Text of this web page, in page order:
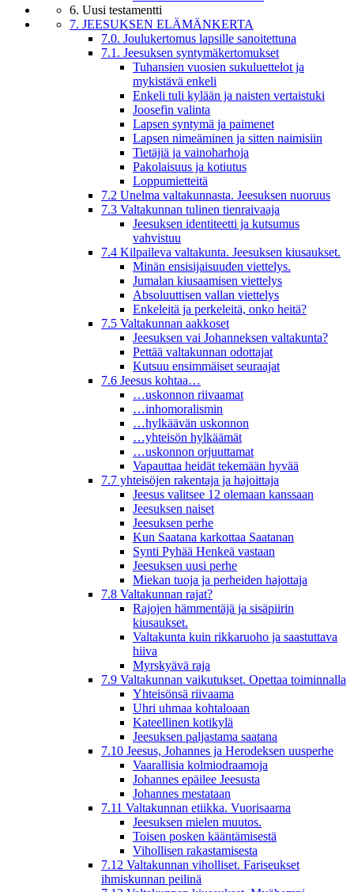
6. Uusi testamentti
7. JEESUKSEN ELÄMÄNKERTA
7.0. Joulukertomus lapsille sanoitettuna
7.1. Jeesuksen syntymäkertomukset
Tuhansien vuosien sukuluettelot ja
mykistävä enkeli
Enkeli tuli kylään ja naisten vertaistuki
Joosefin valinta
Lapsen syntymä ja paimenet
Lapsen nimeäminen ja sitten naimisiin
Tietäjiä ja vainoharhoja
Pakolaisuus ja kotiutus
Loppumietteitä
7.2 Unelma valtakunnasta. Jeesuksen nuoruus
7.3 Valtakunnan tulinen tienraivaaja
Jeesuksen identiteetti ja kutsumus
vahvistuu
7.4 Kilpaileva valtakunta. Jeesuksen kiusaukset.
Minän ensisijaisuuden viettelys.
Jumalan kiusaamisen viettelys
Absoluuttisen vallan viettelys
Enkeleitä ja perkeleitä, onko heitä?
7.5 Valtakunnan aakkoset
Jeesuksen vai Johanneksen valtakunta?
Pettää valtakunnan odottajat
Kutsuu ensimmäiset seuraajat
7.6 Jeesus kohtaa…
…uskonnon riivaamat
…inhomoralismin
…hylkäävän uskonnon
…yhteisön hylkäämät
…uskonnon orjuuttamat
Vapauttaa heidät tekemään hyvää
7.7 yhteisöjen rakentaja ja hajoittaja
Jeesus valitsee 12 olemaan kanssaan
Jeesuksen naiset
Jeesuksen perhe
Kun Saatana karkottaa Saatanan
Synti Pyhää Henkeä vastaan
Jeesuksen uusi perhe
Miekan tuoja ja perheiden hajottaja
7.8 Valtakunnan rajat?
Rajojen hämmentäjä ja sisäpiirin
kiusaukset.
Valtakunta kuin rikkaruoho ja saastuttava
hiiva
Myrskyävä raja
7.9 Valtakunnan vaikutukset. Opettaa toiminnalla
Yhteisönsä riivaama
Uhri uhmaa kohtaloaan
Kateellinen kotikylä
Jeesuksen paljastama saatana
7.10 Jeesus, Johannes ja Herodeksen uusperhe
Vaarallisia kolmiodraamoja
Johannes epäilee Jeesusta
Johannes mestataan
7.11 Valtakunnan etiikka. Vuorisaarna
Jeesuksen mielen muutos.
Toisen posken kääntämisestä
Vihollisen rakastamisesta
7.12 Valtakunnan viholliset. Fariseukset
ihmiskunnan peilinä